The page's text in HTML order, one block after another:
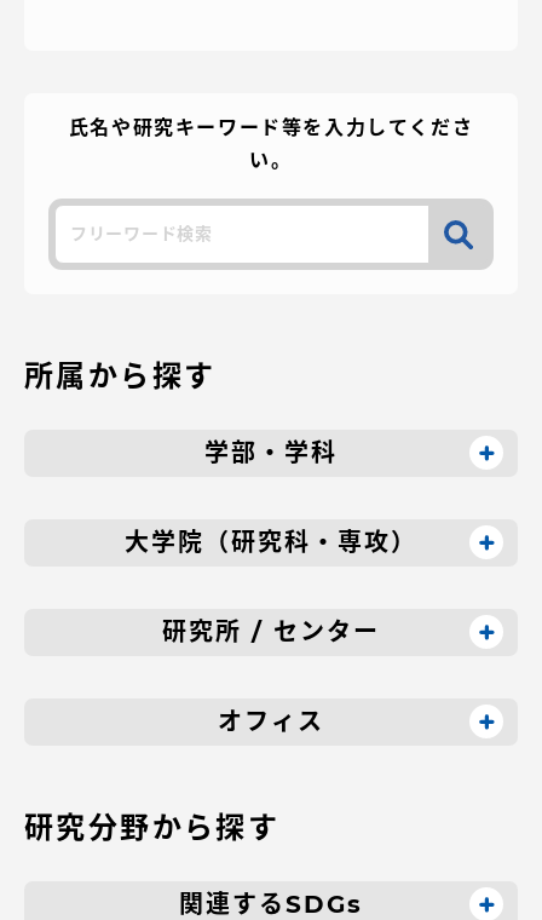
氏名や研究キーワード等を入力してくださ
い。
検
所属から探す
学部・学科
大学院（研究科・専攻）
研究所 / センター
オフィス
研究分野から探す
関連するSDGs